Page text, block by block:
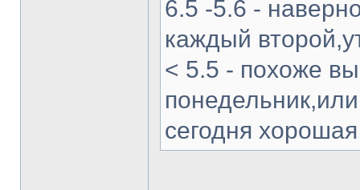
6.5 -5.6 -
каждый
< 5.5 - похоже
сегодня